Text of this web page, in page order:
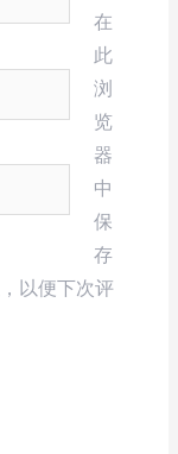
在
此
浏
览
器
中
保
存
以便下次评